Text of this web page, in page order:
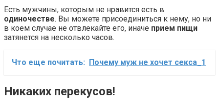
Есть мужчины, которым не нравится есть в
одиночестве. Вы можете присоединиться к нему, но ни
в коем случае не отвлекайте его, иначе прием пищи
затянется на несколько часов.
Что еще почитать: Почему муж не хочет секса_1
Никаких перекусов!